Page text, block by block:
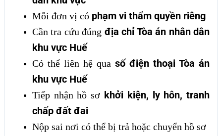
Mỗi đơn vị có phạm vi thẩm quyền riêng
Cần tra cứu đúng địa chỉ Tòa án nhân dân
khu vực Huế
Có thể liên hệ qua số điện thoại Tòa án
khu vực Huế
Tiếp nhận hồ sơ khởi kiện, ly hôn, tranh
chấp đất đai
Nộp sai nơi có thể bị trả hoặc chuyển hồ sơ